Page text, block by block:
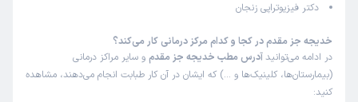
دکتر فیزیوتراپی زنجان
خدیجه جز مقدم در کجا و کدام مرکز درمانی کار می‌کند؟
در ادامه می‌توانید آدرس مطب خدیجه جز مقدم و سایر مراکز درمانی
(بیمارستان‌ها، کلینیک‌ها و …) که ایشان در آن کار طبابت انجام می‌دهند، مشاهده
کنید: